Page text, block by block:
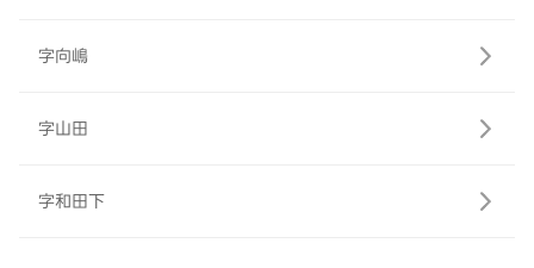
字向嶋
字山田
字和田下